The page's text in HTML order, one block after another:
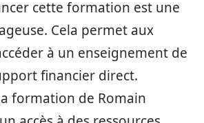
cette formation est une
Cela permet aux
à un enseignement de
financier direct.
formation de Romain